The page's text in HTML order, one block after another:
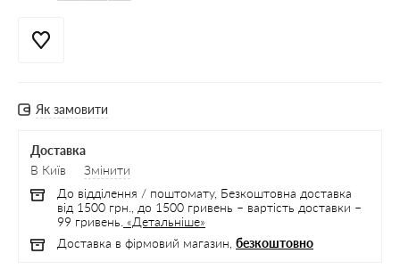
Як замовити
Доставка
В Київ
Змінити
До відділення / поштомату, Безкоштовна доставка
від 1500 грн., до 1500 гривень – вартість доставки –
99 гривень. «Детальніше»
Доставка в фірмовий магазин, безкоштовно